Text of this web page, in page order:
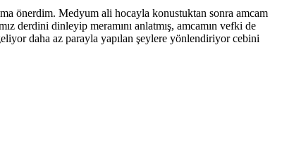
önerdim. Medyum ali hocayla konustuktan sonra amcam
derdini dinleyip meramını anlatmış, amcamın vefki de
daha az parayla yapılan şeylere yönlendiriyor cebini